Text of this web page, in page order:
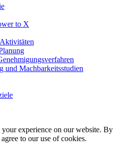
to X
und Machbarkeitsstudien
experience on our website. By
to our use of cookies.